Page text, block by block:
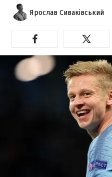
Ярослав Сиваківський